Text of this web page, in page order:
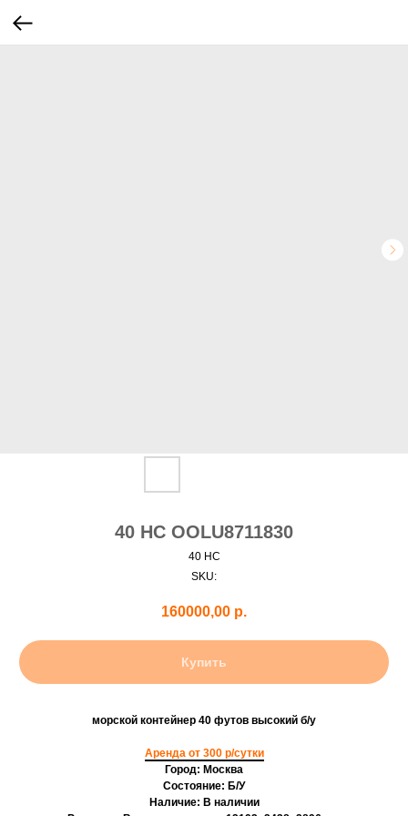
40 HC OOLU8711830
40 HC
SKU:
160000,00 р.
Купить
морской контейнер 40 футов высокий б/у
Аренда от 300 р/сутки
Город: Москва
Состояние: Б/У
Наличие: В наличии